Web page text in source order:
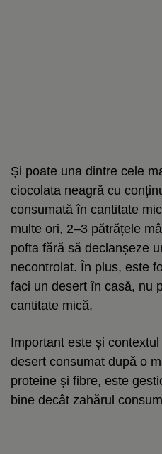
Și poate una dintre cele
ciocolata neagră cu
consumată în cantitate
multe ori, 2–3 pătrățele
pofta fără să declanșeze
necontrolat. În plus, este
faci un desert în casă, nu
cantitate mică.
Important este și
desert consumat după o
proteine și fibre, este
bine decât zahărul